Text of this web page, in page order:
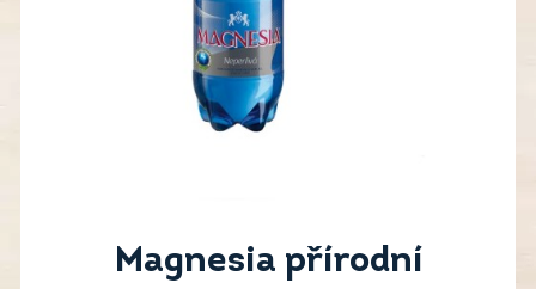
Magnesia přírodní